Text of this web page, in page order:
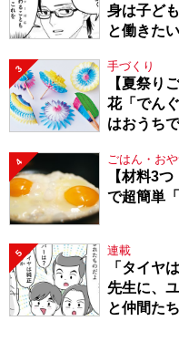
身は子ど
と働きた
3 手づくり
【夏祭り
花「でん
はおうち
4 ごはん・お
【材料3
で超簡単
5 連載
「タイヤ
先生に、
と仲間た